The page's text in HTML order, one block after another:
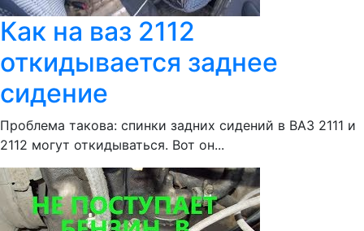
Как на ваз 2112
откидывается заднее
сидение
Проблема такова: спинки задних сидений в ВАЗ 2111 и
2112 могут откидываться. Вот он...